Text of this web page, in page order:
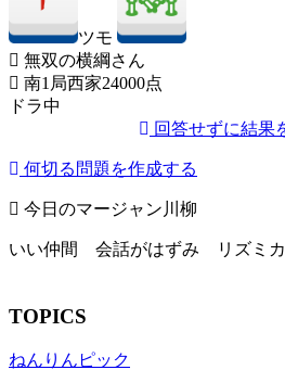
ツモ
無双の横綱さん
南1局西家24000点
ドラ中
回答せずに結果
何切る問題を作成する
今日のマージャン川柳
いい仲間 会話がはずみ リズミ
TOPICS
ねんりんピック